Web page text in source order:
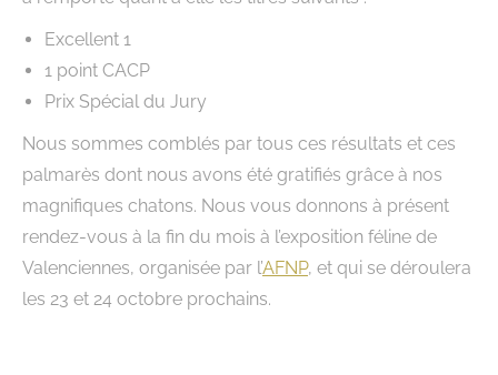
Excellent 1
1 point CACP
Prix Spécial du Jury
Nous sommes comblés par tous ces résultats et ces
palmarès dont nous avons été gratifiés grâce à nos
magnifiques chatons. Nous vous donnons à présent
rendez-vous à la fin du mois à l’exposition féline de
Valenciennes, organisée par l’AFNP, et qui se déroulera
les 23 et 24 octobre prochains.